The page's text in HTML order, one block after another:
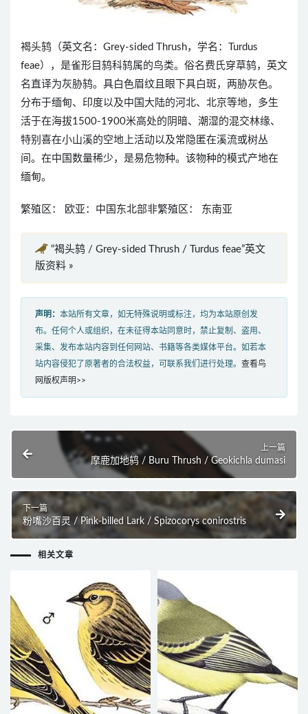
褐头鸫（英文名：Grey-sided Thrush，学名：Turdus
feae），是雀形目鸫科鸫属的鸟类。俗名费氏穿草鸫，英文
名直译为灰胁鸫。具白色眉纹且眼下具白斑，两胁灰色。
分布于缅甸、印度以及中国大陆的河北、北京等地，多生
活于在海拔1500-1900米高处的阴暗、潮湿的混交林缘、
特别喜在小山溪的空地上活动以及常隐匿在溪流或树丛
间。在中国数量稀少，是易危物种。该物种的模式产地在
缅甸。
繁殖区： 欧亚：中国东北部非繁殖区： 东南亚
“褐头鸫 / Grey-sided Thrush / Turdus feae”英文
版资料 »
声明： 本站所有文章，如无特殊说明或标注，均为本站原创发
布。任何个人或组织，在未征得本站同意时，禁止复制、盗用、
采集、发布本站内容到任何网站、书籍等各类媒体平台。如若本
站内容侵犯了原著者的合法权益，可联系我们进行处理。 查看鸟
网版权声明>>
上一篇
摩鹿加地鸫 / Buru Thrush / Geokichla dumasi
下一篇
粉嘴沙百灵 / Pink-billed Lark / Spizocorys conirostris
相关文章